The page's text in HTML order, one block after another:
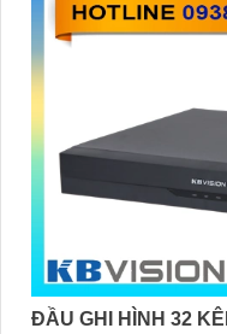
ĐẦU GHI HÌNH 32